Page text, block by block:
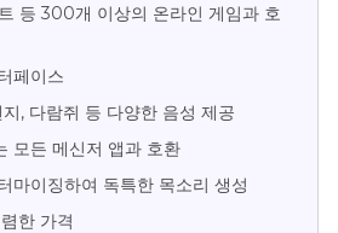
등 300개 이상의 온라인 게임과 호
페이스
, 다람쥐 등 다양한 음성 제공
모든 메신저 앱과 호환
마이징하여 독특한 목소리 생성
한 가격